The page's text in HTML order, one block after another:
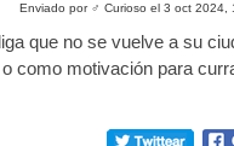
Enviado por ♂ Curioso el 3 oct 2024,
que no se vuelve a su
como motivación para